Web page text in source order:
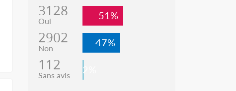
3128
Oui 51%
2902
Non 47%
112
Sans avis 2%